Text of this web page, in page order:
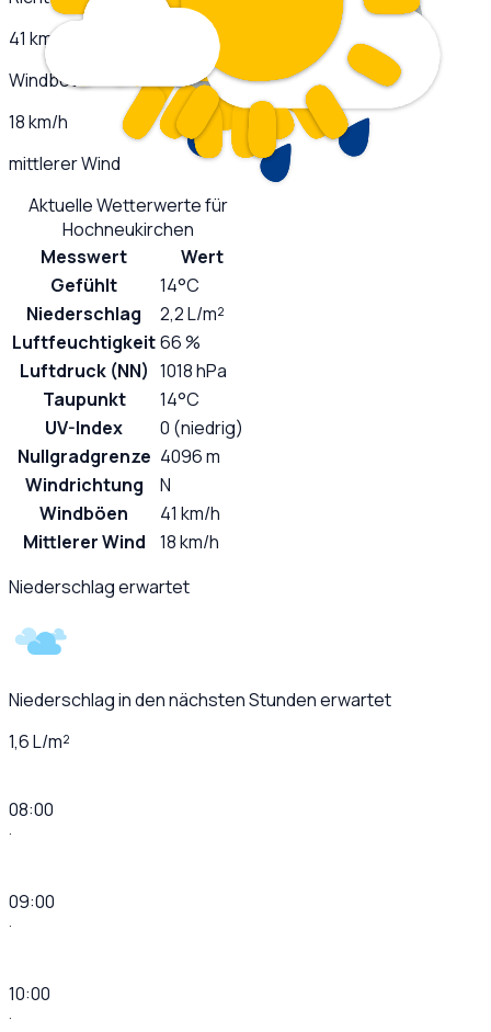
41 km/h
Windböen
18 km/h
mittlerer Wind
Aktuelle Wetterwerte für
Hochneukirchen
Messwert
Wert
Gefühlt
14°C
Niederschlag
2,2 L/m²
Luftfeuchtigkeit66 %
Luftdruck (NN) 1018 hPa
Taupunkt
14°C
UV-Index
0 (niedrig)
Nullgradgrenze 4096 m
Windrichtung
N
Windböen
41 km/h
Mittlerer Wind
18 km/h
Niederschlag erwartet
Niederschlag in den nächsten Stunden erwartet
1,6 L/m²
08:00
·
09:00
·
10:00
·